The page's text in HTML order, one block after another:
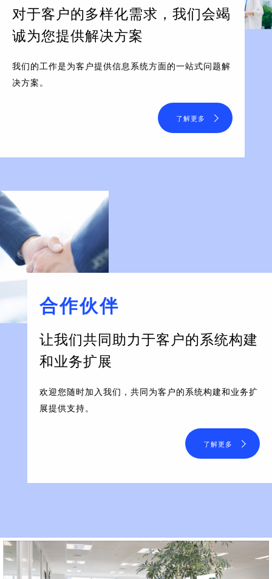
对于客户的多样化需求， 我们会竭
诚为您提供解决方案
我们的工作是为客户提供信息系统方面的一站式问题解
决方案。
了解更多
合作伙伴
让我们共同助力于客户的系统构建
和业务扩展
欢迎您随时加入我们，共同为客户的系统构建和业务扩
展提供支持。
了解更多